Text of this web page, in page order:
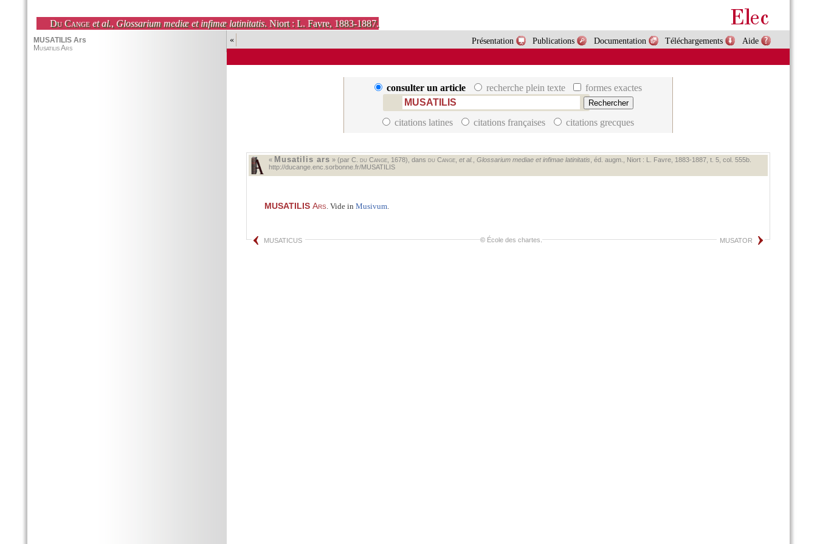
Du Cange et al., Glossarium mediæ et infimæ latinitatis. Niort : L. Favre, 1883-1887.
« Aide
Téléchargements
Documentation
Publications
Présentation
consulter un article recherche plein texte formes exactes
citations latines citations françaises citations grecques
« Musatilis ars » (par C. du Cange, 1678), dans du Cange, et al. Glossarium mediae et infimae latinitatis , éd. augm., Niort : L. Favre, 1883‑1887, t. 5, col. 555b.
http://ducange.enc.sorbonne.fr/MUSATILIS
MUSATILIS Ars. Vide in Musivum.
MUSATICUS MUSATOR
© École des chartes